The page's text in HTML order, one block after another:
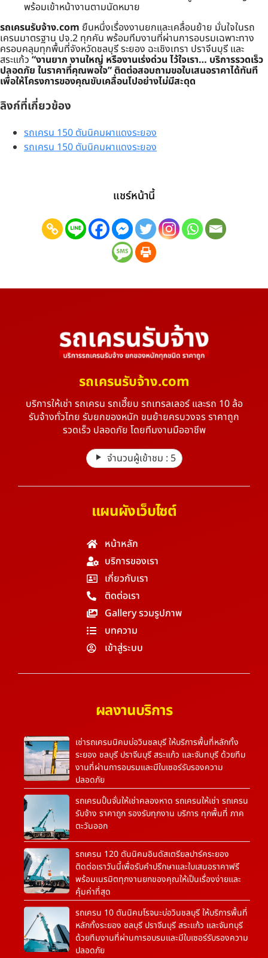
พร้อมเข้าหน้างานตามนัดหมาย
รถเครนรับจ้าง.com ยืนหนึ่งเรื่องงานยกและเคลื่อนย้าย มั่นใจในรถ
เครนมาตรฐาน ปจ.2 ทุกคัน พร้อมทีมงานที่ผ่านการอบรมเฉพาะทาง
ครอบคลุมทุกพื้นที่จังหวัดชลบุรี ระยอง ฉะเชิงเทรา ปราจีนบุรี และ
สระแก้ว “งานยาก งานใหญ่ หรืองานเร่งด่วน ไว้ใจเรา… บริการรวดเร็ว
ปลอดภัย ในราคาที่คุณพอใจ”ติดต่อสอบถามขอใบเสนอราคาได้ทันที
เพื่อให้โครงการของคุณขับเคลื่อนไปอย่างไม่มีสะดุด
ลิงก์ที่เกี่ยวข้อง
รถเครน 150 ตันนิคมผาแดงระยอง
รถเครน 150 ตันนิคมผาแดงระยอง
แชร์หน้านี้
รถเครนรับจ้าง.com
บริการให้เช่า รถเครน รถเฮี๊ยบ รถเทรลเลอร์ และรถ 10 ล้อ
รับจ้างทั่วไทย รับยกของหนัก ขนย้ายครบวงจร ราคาถูก
รวดเร็ว ปลอดภัย โดยทีมงานมืออาชีพ
จำนวนผู้เข้าชม : 5
แผนผังเว็บไซต์
หน้าหลัก
บริการของเรา
เกี่ยวกับเรา
ติดต่อเรา
Gallery รวมรูปภาพ
บทความ
เข้าสู่ระบบ
ผลงานบริการ
เช่ารถเครนนิคมบ่อวินชลบุรี ให้บริการพื้นที่หลักทั้ง
ระยอง ชลบุรี ปราจีนบุรี สระแก้ว และจันทบุรี ด้วยทีม
งานที่ผ่านการอบรมและมีใบเซอร์รับรองความ
ปลอดภัย
รถเครนปั้นจั่นให้เช่าคลองหาด รถเครนให้เช่า รถเครน
รับจ้าง ราคาถูก รองรับทุกงาน บริการ ทุกพื้นที่ ภาค
ตะวันออก
รถเครน 120 ตันนิคมอินดัสเตรียลปาร์คระยอง
ติดต่อเราวันนี้เพื่อรับคำปรึกษาและใบเสนอราคาฟรี
พร้อมเนรมิตทุกงานยกของคุณให้เป็นเรื่องง่ายและ
คุ้มค่าที่สุด
รถเครน 10 ตันนิคมโรจนะบ่อวินชลบุรี ให้บริการพื้นที่
หลักทั้งระยอง ชลบุรี ปราจีนบุรี สระแก้ว และจันทบุรี
ด้วยทีมงานที่ผ่านการอบรมและมีใบเซอร์รับรองความ
ปลอดภัย